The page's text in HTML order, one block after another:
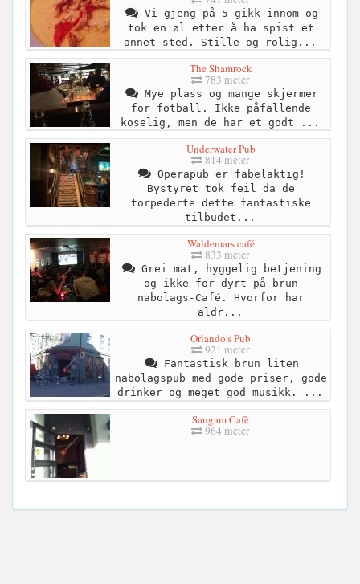
Vi gjeng på 5 gikk innom og
tok en øl etter å ha spist et
annet sted. Stille og rolig...
The Shamrock
783 meter
Mye plass og mange skjermer
for fotball. Ikke påfallende
koselig, men de har et godt ...
Underwater Pub
814 meter
Operapub er fabelaktig!
Bystyret tok feil da de
torpederte dette fantastiske
tilbudet...
Waldemars café
833 meter
Grei mat, hyggelig betjening
og ikke for dyrt på brun
nabolags-Café. Hvorfor har
aldr...
Orlando's Pub
921 meter
Fantastisk brun liten
nabolagspub med gode priser, gode
drinker og meget god musikk. ...
Sangam Cafè
964 meter